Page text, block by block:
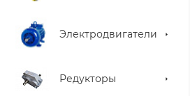
Электродвигатели
Редукторы